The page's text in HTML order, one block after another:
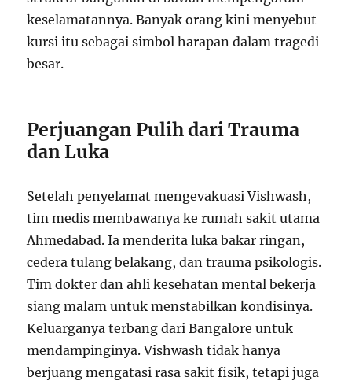
keselamatannya. Banyak orang kini menyebut
kursi itu sebagai simbol harapan dalam tragedi
besar.
Perjuangan Pulih dari Trauma
dan Luka
Setelah penyelamat mengevakuasi Vishwash,
tim medis membawanya ke rumah sakit utama
Ahmedabad. Ia menderita luka bakar ringan,
cedera tulang belakang, dan trauma psikologis.
Tim dokter dan ahli kesehatan mental bekerja
siang malam untuk menstabilkan kondisinya.
Keluarganya terbang dari Bangalore untuk
mendampinginya. Vishwash tidak hanya
berjuang mengatasi rasa sakit fisik, tetapi juga